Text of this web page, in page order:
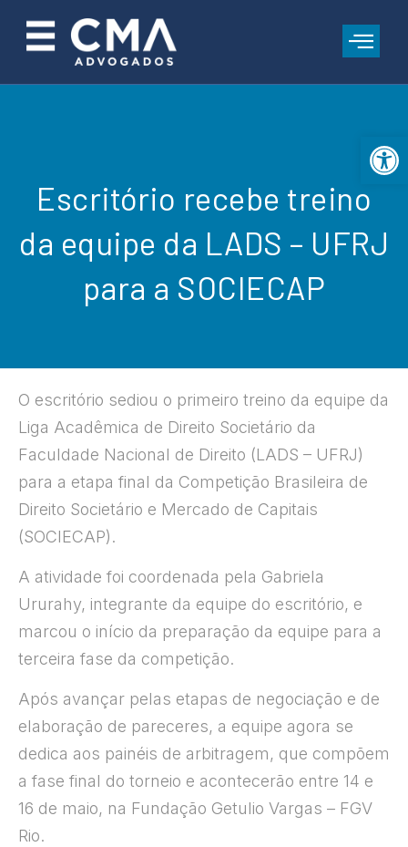
Escritório recebe treino
da equipe da LADS – UFRJ
para a SOCIECAP
O escritório sediou o primeiro treino da equipe da
Liga Acadêmica de Direito Societário da
Faculdade Nacional de Direito (LADS – UFRJ)
para a etapa final da Competição Brasileira de
Direito Societário e Mercado de Capitais
(SOCIECAP).
A atividade foi coordenada pela Gabriela
Ururahy, integrante da equipe do escritório, e
marcou o início da preparação da equipe para a
terceira fase da competição.
Após avançar pelas etapas de negociação e de
elaboração de pareceres, a equipe agora se
dedica aos painéis de arbitragem, que compõem
a fase final do torneio e acontecerão entre 14 e
16 de maio, na Fundação Getulio Vargas – FGV
Rio.